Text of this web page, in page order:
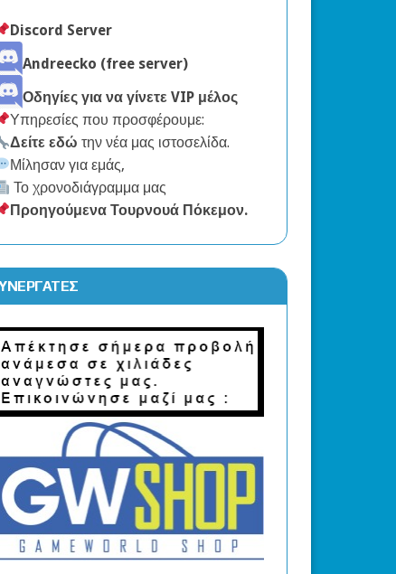
Discord Server
Andreecko (free server)
Οδηγίες για να γίνετε VIP μέλος
Υπηρεσίες που προσφέρουμε:
Δείτε εδώ την νέα μας ιστοσελίδα.
Μίλησαν για εμάς,
Το χρονοδιάγραμμα μας
Προηγούμενα Τουρνουά Πόκεμον.